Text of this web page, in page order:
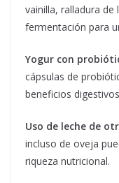
vainilla, ralladura
fermentación para
Yogur con
cápsulas de
beneficios
Uso de leche de
incluso de oveja
riqueza nutricional.